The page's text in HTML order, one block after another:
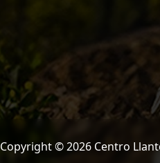
Copyright © 2026 Centro